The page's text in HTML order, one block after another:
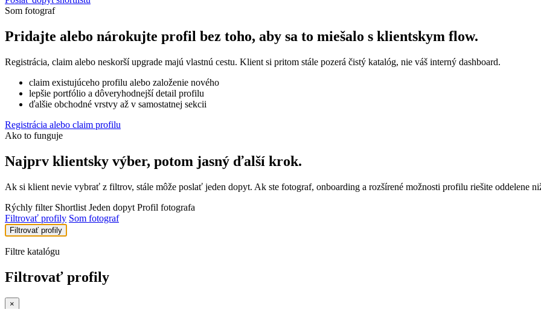
Som fotograf
Pridajte alebo nárokujte profil bez toho, aby sa to miešalo s klientskym flow.
Registrácia, claim alebo neskorší upgrade majú vlastnú cestu. Klient si pritom stále pozerá čistý katalóg, nie váš interný dashboard.
claim existujúceho profilu alebo založenie nového
lepšie portfólio a dôveryhodnejší detail profilu
ďalšie obchodné vrstvy až v samostatnej sekcii
Registrácia alebo claim profilu
Ako to funguje
Najprv klientsky výber, potom jasný ďalší krok.
Ak si klient nevie vybrať z filtrov, stále môže poslať jeden dopyt. Ak ste fotograf, onboarding a rozšírené možnosti profilu riešite oddelene
Rýchly filter Shortlist Jeden dopyt Profil fotografa
Filtrovať profily Som fotograf
Filtrovať profily
Filtre katalógu
Filtrovať profily
×